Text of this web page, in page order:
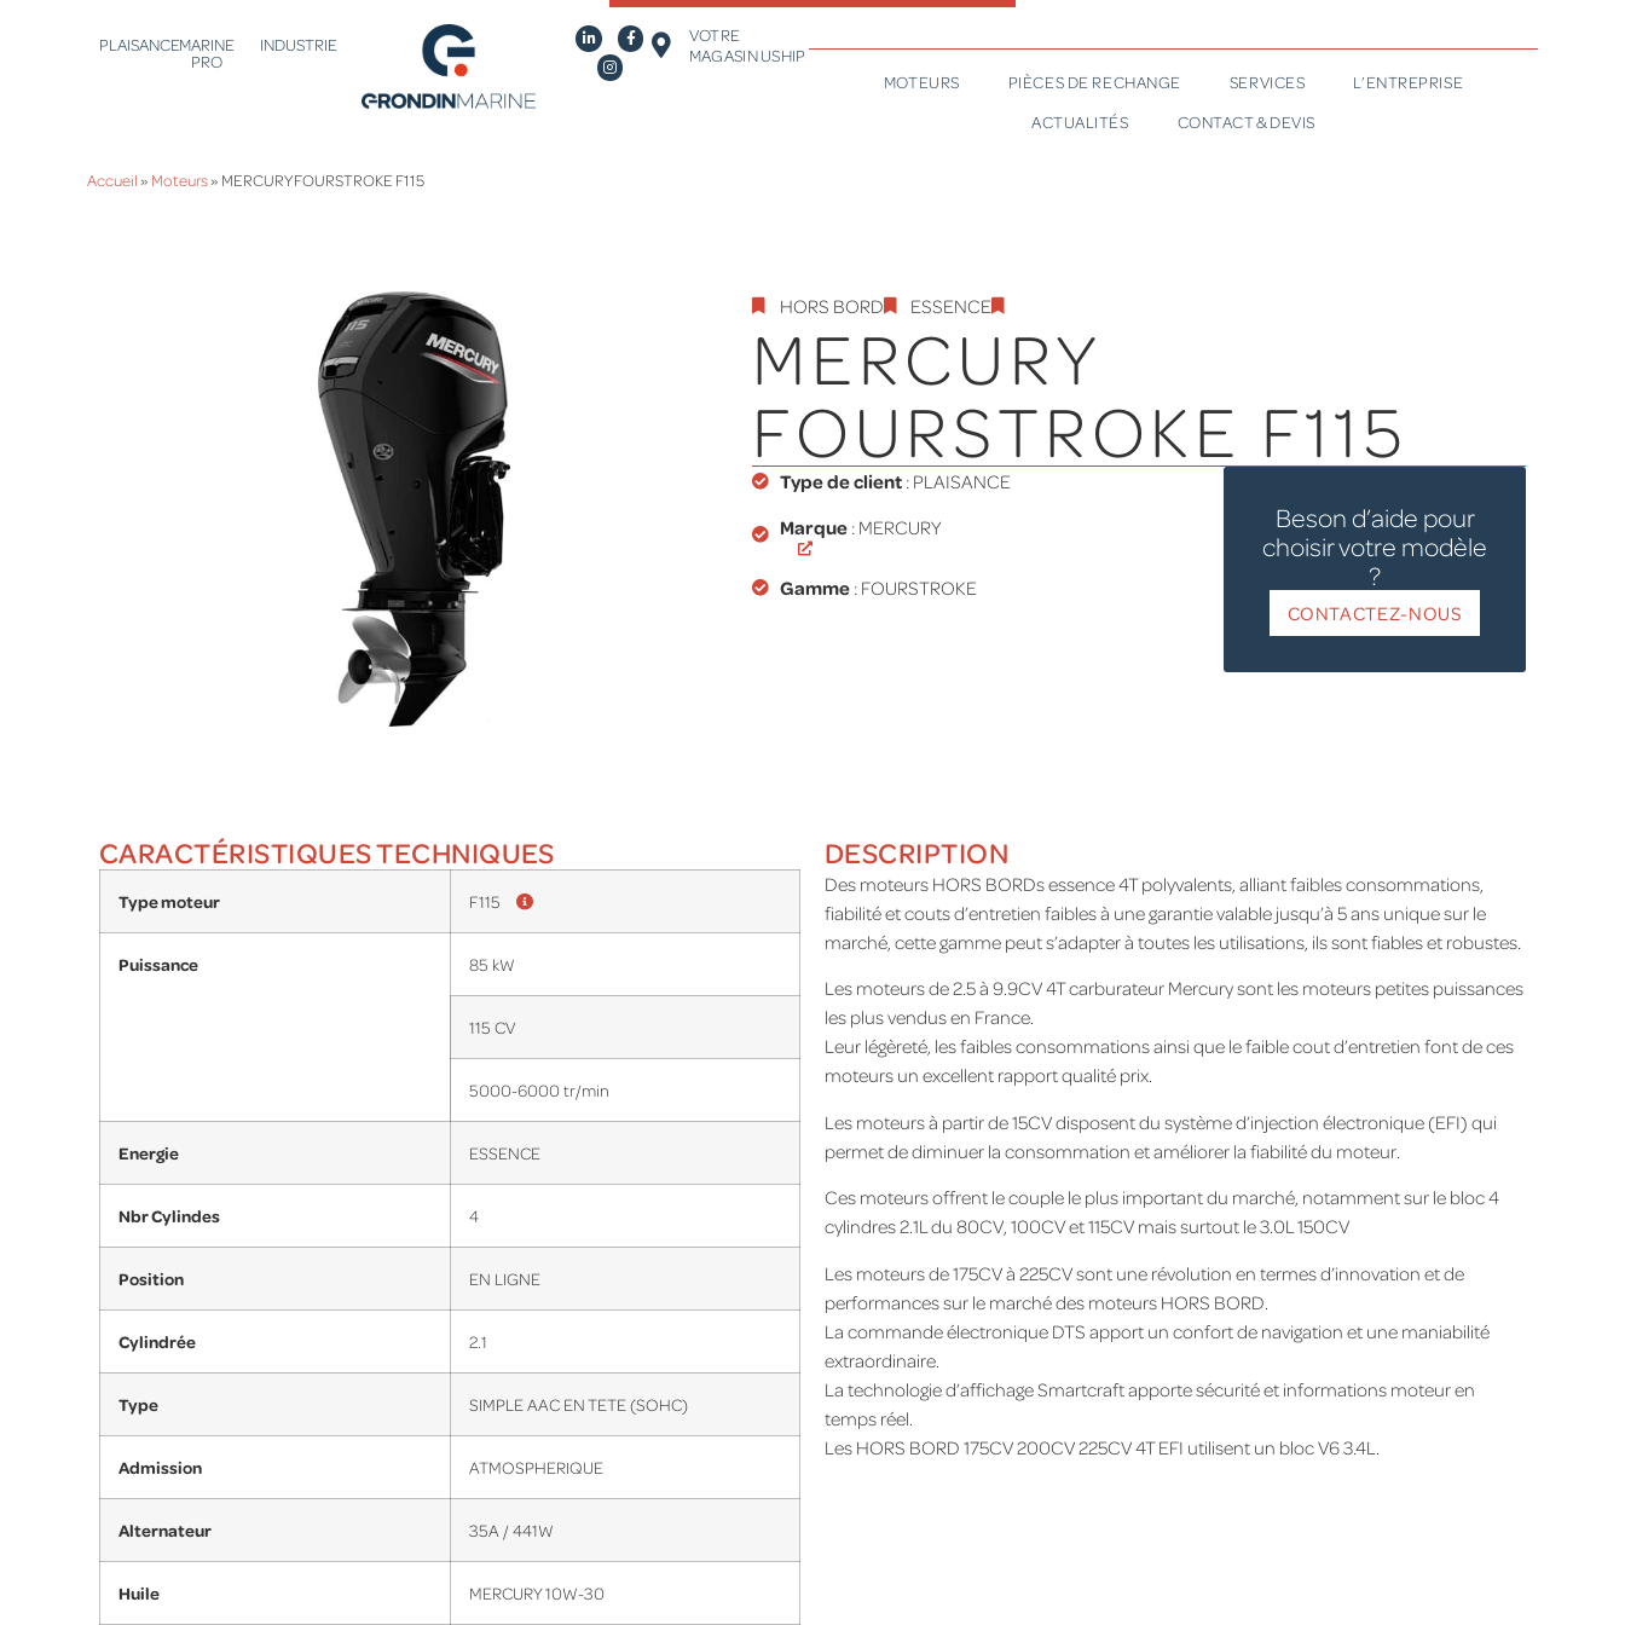
PLAISANCEMARINE
PRO
INDUSTRIE
VOTRE
MAGASIN USHIP
MOTEURS
PIÈCES DE RECHANGE SERVICES
L’ENTREPRISE
ACTUALITÉS
CONTACT & DEVIS
Accueil» Moteurs» MERCURY FOURSTROKE F115
HORS BORD ESSENCE
MERCURY
FOURSTROKE F115
Type de client : PLAISANCE
Marque: MERCURY
Gamme: FOURSTROKE
Beson d’aide pour
choisir votre modèle
?
CONTACTEZ-NOUS
CARACTÉRISTIQUES TECHNIQUES
Type moteur F115
Puissance 85 kW
115 CV
5000-6000 tr/min
Energie ESSENCE
Nbr Cylindes 4
Position EN LIGNE
Cylindrée 2.1
Type SIMPLE AAC EN TETE (SOHC)
Admission ATMOSPHERIQUE
Alternateur 35A / 441W
Huile MERCURY 10W-30
DESCRIPTION
Des moteurs HORS BORDs essence 4T polyvalents, alliant faibles consommations,
fiabilité et couts d’entretien faibles à une garantie valable jusqu’à 5 ans unique sur le
marché, cette gamme peut s’adapter à toutes les utilisations, ils sont fiables et robustes.
Les moteurs de 2.5 à 9.9CV 4T carburateur Mercury sont les moteurs petites puissances
les plus vendus en France.
Leur légèreté, les faibles consommations ainsi que le faible cout d’entretien font de ces
moteurs un excellent rapport qualité prix.
Les moteurs à partir de 15CV disposent du système d’injection électronique (EFI) qui
permet de diminuer la consommation et améliorer la fiabilité du moteur.
Ces moteurs offrent le couple le plus important du marché, notamment sur le bloc 4
cylindres 2.1L du 80CV, 100CV et 115CV mais surtout le 3.0L 150CV
Les moteurs de 175CV à 225CV sont une révolution en termes d’innovation et de
performances sur le marché des moteurs HORS BORD.
La commande électronique DTS apport un confort de navigation et une maniabilité
extraordinaire.
La technologie d’affichage Smartcraft apporte sécurité et informations moteur en
temps réel.
Les HORS BORD 175CV 200CV 225CV 4T EFI utilisent un bloc V6 3.4L.